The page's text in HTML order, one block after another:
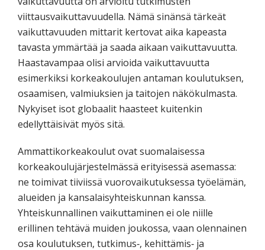
viittausvaikuttavuudella. Nämä sinänsä tärkeät
vaikuttavuuden mittarit kertovat aika kapeasta
tavasta ymmärtää ja saada aikaan vaikuttavuutta.
Haastavampaa olisi arvioida vaikuttavuutta
esimerkiksi korkeakoulujen antaman koulutuksen,
osaamisen, valmiuksien ja taitojen näkökulmasta.
Nykyiset isot globaalit haasteet kuitenkin
edellyttäisivät myös sitä.
Ammattikorkeakoulut ovat suomalaisessa
korkeakoulujärjestelmässä erityisessä asemassa:
ne toimivat tiiviissä vuorovaikutuksessa työelämän,
alueiden ja kansalaisyhteiskunnan kanssa.
Yhteiskunnallinen vaikuttaminen ei ole niille
erillinen tehtävä muiden joukossa, vaan olennainen
osa koulutuksen, tutkimus‑, kehittämis‑ ja